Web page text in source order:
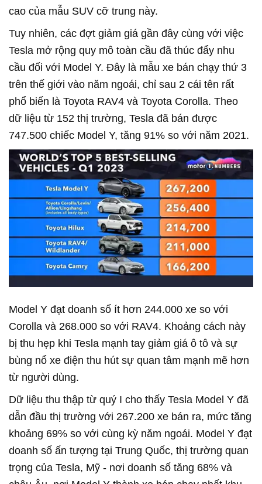
cao của mẫu SUV cỡ trung này.
Tuy nhiên, các đợt giảm giá gần đây cùng với việc
Tesla mở rộng quy mô toàn cầu đã thúc đẩy nhu
cầu đối với Model Y. Đây là mẫu xe bán chạy thứ 3
trên thế giới vào năm ngoái, chỉ sau 2 cái tên rất
phổ biến là Toyota RAV4 và Toyota Corolla. Theo
dữ liệu từ 152 thị trường, Tesla đã bán được
747.500 chiếc Model Y, tăng 91% so với năm 2021.
Model Y đạt doanh số ít hơn 244.000 xe so với
Corolla và 268.000 so với RAV4. Khoảng cách này
bị thu hẹp khi Tesla mạnh tay giảm giá ô tô và sự
bùng nổ xe điện thu hút sự quan tâm mạnh mẽ hơn
từ người dùng.
Dữ liệu thu thập từ quý I cho thấy Tesla Model Y đã
dẫn đầu thị trường với 267.200 xe bán ra, mức tăng
khoảng 69% so với cùng kỳ năm ngoái. Model Y đạt
doanh số ấn tượng tại Trung Quốc, thị trường quan
trọng của Tesla, Mỹ - nơi doanh số tăng 68% và